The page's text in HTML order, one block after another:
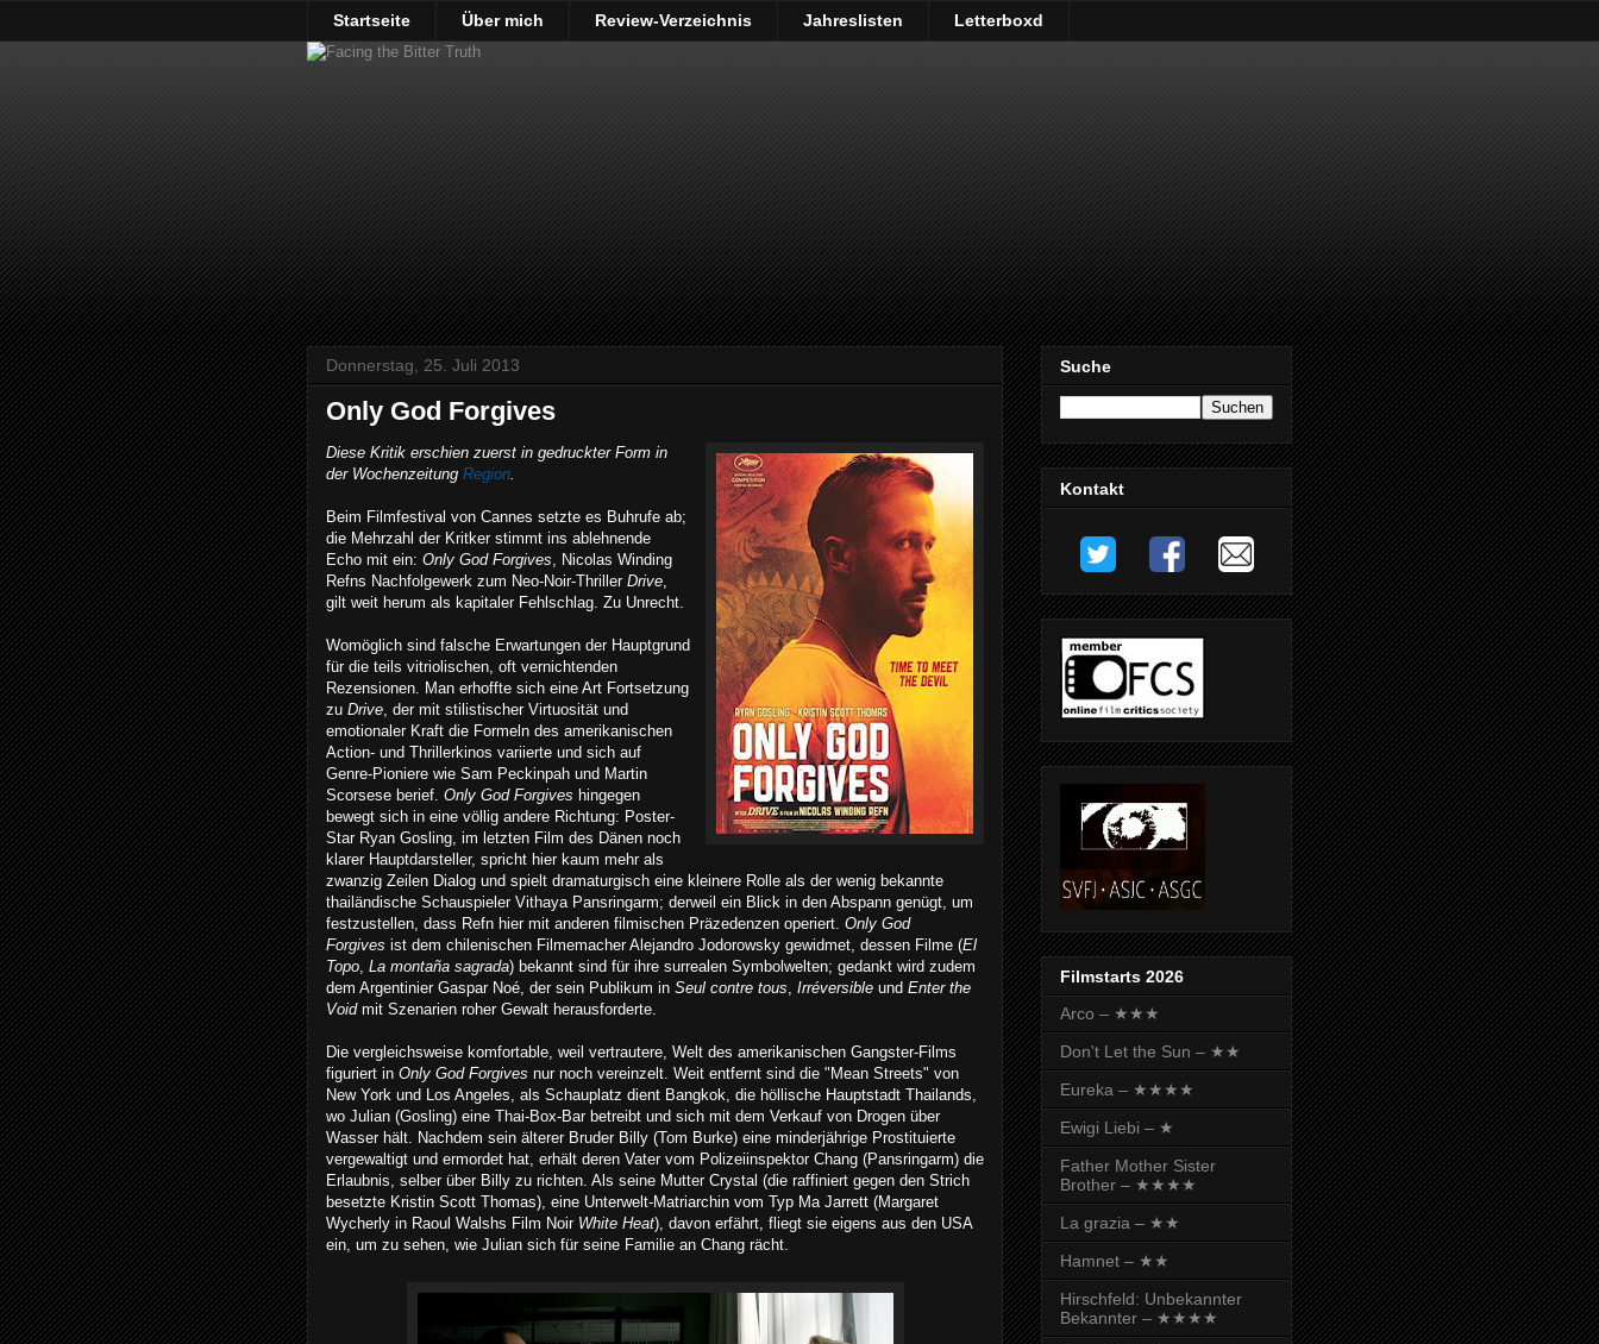
Startseite Über mich Review-Verzeichnis Jahreslisten Letterboxd
Donnerstag, 25. Juli 2013
Only God Forgives
Diese Kritik erschien zuerst in gedruckter Form in
der Wochenzeitung Region
Beim Filmfestival von Cannes setzte es Buhrufe ab;
die Mehrzahl der Kritker stimmt ins ablehnende
Echo mit ein: Only God Forgives , Nicolas Winding
Refns Nachfolgewerk zum Neo-Noir-Thriller Drive
gilt weit herum als kapitaler Fehlschlag. Zu Unrecht.
Womöglich sind falsche Erwartungen der Hauptgrund
für die teils vitriolischen, oft vernichtenden
Rezensionen. Man erhoffte sich eine Art Fortsetzung
zu Drive , der mit stilistischer Virtuosität und
emotionaler Kraft die Formeln des amerikanischen
Action- und Thrillerkinos variierte und sich auf
Genre-Pioniere wie Sam Peckinpah und Martin
Scorsese berief. Only God Forgives hingegen
bewegt sich in eine völlig andere Richtung: Poster-
Star Ryan Gosling, im letzten Film des Dänen noch
klarer Hauptdarsteller, spricht hier kaum mehr als
zwanzig Zeilen Dialog und spielt dramaturgisch eine kleinere Rolle als der wenig bekannte
thailändische Schauspieler Vithaya Pansringarm; derweil ein Blick in den Abspann genügt, um
festzustellen, dass Refn hier mit anderen filmischen Präzedenzen operiert. Only God
Forgives ist dem chilenischen Filmemacher Alejandro Jodorowsky gewidmet, dessen Filme (El
Topo La montaña sagrada) bekannt sind für ihre surrealen Symbolwelten; gedankt wird zudem
dem Argentinier Gaspar Noé, der sein Publikum in Seul contre tous Irréversible und Enter the
Voidmit Szenarien roher Gewalt herausforderte.
Die vergleichsweise komfortable, weil vertrautere, Welt des amerikanischen Gangster-Films
figuriert in Only God Forgives nur noch vereinzelt. Weit entfernt sind die "Mean Streets" von
New York und Los Angeles, als Schauplatz dient Bangkok, die höllische Hauptstadt Thailands,
wo Julian (Gosling) eine Thai-Box-Bar betreibt und sich mit dem Verkauf von Drogen über
Wasser hält. Nachdem sein älterer Bruder Billy (Tom Burke) eine minderjährige Prostituierte
vergewaltigt und ermordet hat, erhält deren Vater vom Polizeiinspektor Chang (Pansringarm) die
Erlaubnis, selber über Billy zu richten. Als seine Mutter Crystal (die raffiniert gegen den Strich
besetzte Kristin Scott Thomas), eine Unterwelt-Matriarchin vom Typ Ma Jarrett (Margaret
Wycherly in Raoul Walshs Film Noir White Heat), davon erfährt, fliegt sie eigens aus den USA
ein, um zu sehen, wie Julian sich für seine Familie an Chang rächt.
Suche
Kontakt
Filmstarts 2026
Arco – ★★★
Don't Let the Sun – ★★
Eureka – ★★★★
Ewigi Liebi – ★
Father Mother Sister
Brother – ★★★★
La grazia – ★★
Hamnet – ★★
Hirschfeld: Unbekannter
Bekannter – ★★★★